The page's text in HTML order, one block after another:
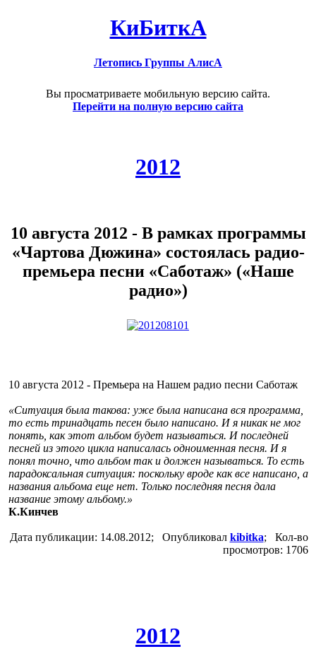
КиБиткА
Летопись Группы АлисА
Вы просматриваете мобильную версию сайта.
Перейти на полную версию сайта
2012
10 августа 2012 - В рамках программы
«Чартова Дюжина» состоялась радио-
премьера песни «Саботаж» («Наше
радио»)
10 августа 2012 - Премьера на Нашем радио песни Саботаж
«Ситуация была такова: уже была написана вся программа,
то есть тринадцать песен было написано. И я никак не мог
понять, как этот альбом будет называться. И последней
песней из этого цикла написалась одноименная песня. И я
понял точно, что альбом так и должен называться. То есть
парадоксальная ситуация: поскольку вроде как все написано, а
названия альбома еще нет. Только последняя песня дала
название этому альбому.»
К.Кинчев
Дата публикации: 14.08.2012; Опубликовал kibitka; Кол-во
просмотров: 1706
2012